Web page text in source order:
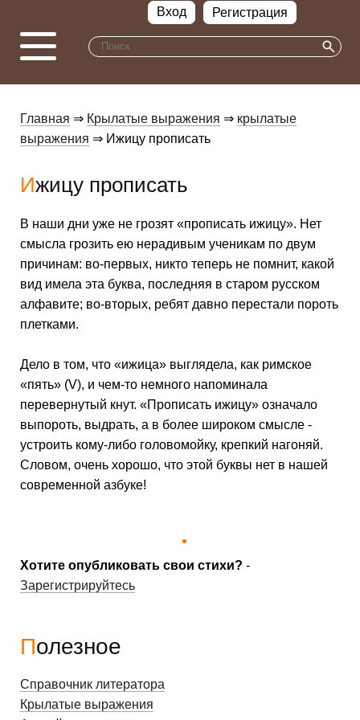
Вход Регистрация
Хотите опубликовать свои стихи? -
Зарегистрируйтесь
Главная ⇒ Крылатые выражения ⇒ крылатые
выражения ⇒ Ижицу прописать
Ижицу прописать
В наши дни уже не грозят «прописать ижицу». Нет
смысла грозить ею нерадивым ученикам по двум
причинам: во-первых, никто теперь не помнит, какой
вид имела эта бук­ва, последняя в старом русском
алфавите; во-вторых, ребят давно перестали пороть
плетками.
Дело в том, что «ижица» выглядела, как римское
«пять» (V), и чем-то немного напоминала
перевернутый кнут. «Про­писать ижицу» означало
выпороть, выдрать, а в более широ­ком смысле -
устроить кому-либо головомойку, крепкий на­гоняй.
Словом, очень хорошо, что этой буквы нет в нашей
совре­менной азбуке!
Полезное
Справочник литератора
Крылатые выражения